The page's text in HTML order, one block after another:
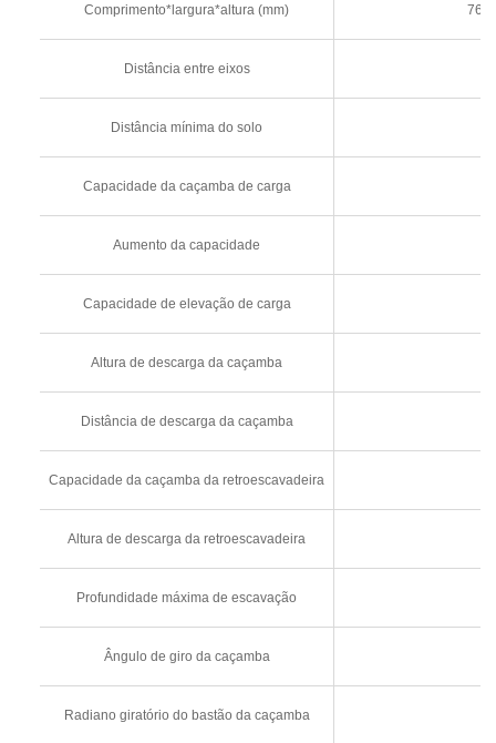
Comprimento*largura*altura (mm)
Distância entre eixos
Distância mínima do solo
Capacidade da caçamba de carga
Aumento da capacidade
Capacidade de elevação de carga
Altura de descarga da caçamba
Distância de descarga da caçamba
Capacidade da caçamba da retroescavadeira
Altura de descarga da retroescavadeira
Profundidade máxima de escavação
Ângulo de giro da caçamba
Radiano giratório do bastão da caçamba